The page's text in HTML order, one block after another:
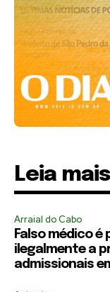
Leia mais
Arraial do Cabo
Falso médico é
ilegalmente a
admissionais